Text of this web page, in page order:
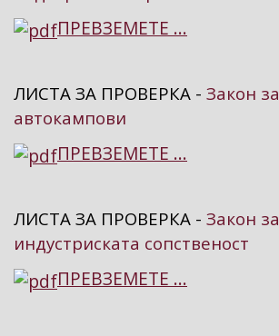
ПРЕВЗЕМЕТЕ ...
ЛИСТА ЗА ПРОВЕРКА - Закон за
автокампови
ПРЕВЗЕМЕТЕ ...
ЛИСТА ЗА ПРОВЕРКА - Закон за
индустриската сопственост
ПРЕВЗЕМЕТЕ ...